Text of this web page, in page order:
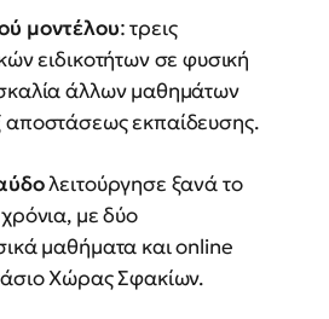
μοντέλου: τρεις
ειδικοτήτων σε φυσική
άλλων μαθημάτων
εκπαίδευσης.
λειτούργησε ξανά το
με δύο
μαθήματα και online
Χώρας Σφακίων.